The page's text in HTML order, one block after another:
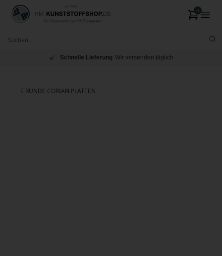
Schnelle Lieferung Wir versenden täglich
RUNDE CORIAN PLATTEN